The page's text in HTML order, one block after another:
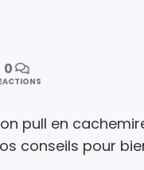
0
pull en
conseils pour